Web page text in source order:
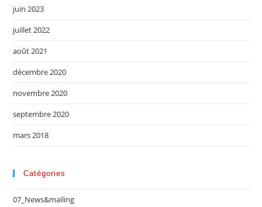
juin 2023
juillet 2022
août 2021
décembre 2020
novembre 2020
septembre 2020
mars 2018
Catégories
07_News&mailing